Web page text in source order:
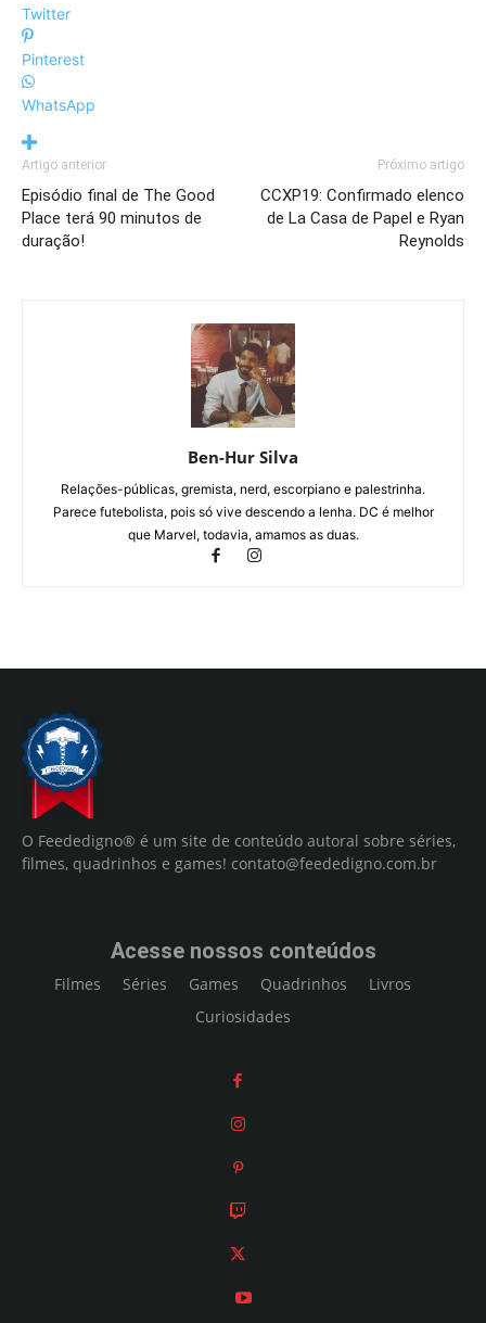
Twitter
Pinterest
WhatsApp
Artigo anterior
Episódio final de The Good
Place terá 90 minutos de
duração!
Próximo artigo
CCXP19: Confirmado elenco
de La Casa de Papel e Ryan
Reynolds
Ben-Hur Silva
Relações-públicas, gremista, nerd, escorpiano e palestrinha.
Parece futebolista, pois só vive descendo a lenha. DC é melhor
que Marvel, todavia, amamos as duas.
O Feededigno® é um site de conteúdo autoral sobre séries,
filmes, quadrinhos e games! contato@feededigno.com.br
Acesse nossos conteúdos
Filmes Séries Games Quadrinhos
Livros
Curiosidades